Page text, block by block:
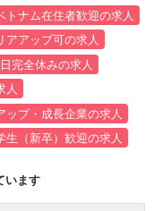
トナム在住者歓迎の求人
アアップ可の求人
完全休みの求人
人
ップ・成長企業の求人
生（新卒）歓迎の求人
います